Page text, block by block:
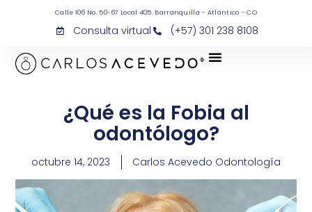
Calle 106 No. 50-67 Local 405. Barranquilla – Atlántico – CO
Consulta virtual (+57) 301 238 8108
¿Qué es la Fobia al
odontólogo?
octubre 14, 2023 Carlos Acevedo Odontología